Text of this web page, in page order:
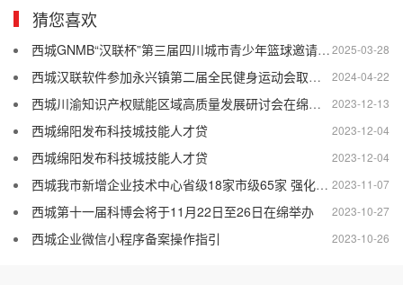
猜您喜欢
2025-03-28
西城GNMB“汉联杯”第三届四川城市青少年篮球邀请赛盛大举行
2024-04-22
西城汉联软件参加永兴镇第二届全民健身运动会取得优异成绩
2023-12-13
西城川渝知识产权赋能区域高质量发展研讨会在绵举行
2023-12-04
西城绵阳发布科技城技能人才贷
2023-12-04
西城绵阳发布科技城技能人才贷
2023-11-07
西城我市新增企业技术中心省级18家市级65家 强化创新主体地位 增强技术创新能力
2023-10-27
西城第十一届科博会将于11月22日至26日在绵举办
2023-10-26
西城企业微信小程序备案操作指引